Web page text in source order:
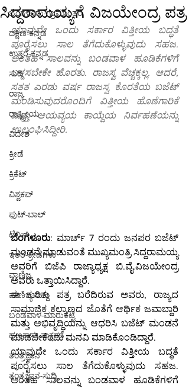
ಬೆಂಗಳೂರು-ಗ್ರಾಮಾಂತರ
ದಕ್ಷಿಣ-ಕನ್ನಡ
ಉತ್ತರ-ಕನ್ನಡ
ಸುದ್ದಿ
ರಾಜ್ಯ
ರಾಷ್ಟ್ರೀಯ
ವಿದೇಶ
ಕ್ರೀಡೆ
ಕ್ರಿಕೆಟ್
ವಿಶ್ವಕಪ್
ಫುಟ್-ಬಾಲ್
ಟೆನಿಸ್
ಇತರ-ಕ್ರೀಡೆಗಳು
ವಾಣಿಜ್ಯ
ವಾಣಿಜ್ಯ-ಸುದ್ದಿ
ಬಂಡವಾಳ-ಮಾರುಕಟ್ಟೆ
ಹಣಕಾಸು-ಸಾಕ್ಷರತೆ
ತಂತ್ರಜ್ಞಾನ
ತಂತ್ರಜ್ಞಾನ-ಸುದ್ದಿ
ಸಿದ್ದರಾಮಯ್ಯಗೆ ವಿಜಯೇಂದ್ರ ಪತ್ರ
ಯಾವುದೇ ಒಂದು ಸರ್ಕಾರ ವಿತ್ತೀಯ ಬದ್ಧತೆ
ಪೂರೈಸಲು ಸಾಲ ತೆಗೆದುಕೊಳ್ಳುವುದು ಸಹಜ.
ಅಂತಹ ಸಾಲವನ್ನು ಬಂಡವಾಳ ಹೂಡಿಕೆಗಳಿಗೆ
ಬಳಸಬೇಕೇ ಹೊರತು. ರಾಜಸ್ವ ವೆಚ್ಚಕ್ಕಲ್ಲ. ಆದರೆ,
ಸತತ ಎರಡು ವರ್ಷ ರಾಜಸ್ವ ಕೊರತೆಯ ಬಜೆಟ್‌
ಮಂಡಿಸುವುದರೊಂದಿಗೆ ವಿತ್ತೀಯ ಹೊಣೆಗಾರಿಕೆ
ಮತ್ತು ಆಯವ್ಯಯ ಕಾಯ್ದೆಯ ನಿರ್ವಹಣೆಯನ್ನು
ಉಲ್ಲಂಘಿಸಿದ್ದೀರಿ.
ಬೆಂಗಳೂರು: ಮಾರ್ಚ್ 7 ರಂದು ಜನಪರ ಬಜೆಟ್
ಮಂಡನೆ ಮಾಡುವಂತೆ ಮುಖ್ಯಮಂತ್ರಿ ಸಿದ್ದರಾಮಯ್ಯ
ಅವರಿಗೆ ಬಿಜೆಪಿ ರಾಜ್ಯಾಧ್ಯಕ್ಷ ಬಿ.ವೈ.ವಿಜಯೇಂದ್ರ
ಅವರು ಒತ್ತಾಯಿಸಿದ್ದಾರೆ.
ಈ ಕುರಿತು ಪತ್ರ ಬರೆದಿರುವ ಅವರು, ರಾಜ್ಯದ
ಸಾಮಾಜಿಕ ಕಲ್ಯಾಣದ ಜೊತೆಗೆ ಆರ್ಥಿಕ ಜವಾಬ್ದಾರಿ
ಮತ್ತು ಅಭಿವೃದ್ಧಿಯನ್ನು ಆಧರಿಸಿ ಬಜೆಟ್ ಮಂಡನೆ
ಮಾಡಬೇಕೆಂದು ಮನವಿ ಮಾಡಿಕೊಂಡಿದ್ದಾರೆ.
ಯಾವುದೇ ಒಂದು ಸರ್ಕಾರ ವಿತ್ತೀಯ ಬದ್ಧತೆ
ಪೂರೈಸಲು ಸಾಲ ತೆಗೆದುಕೊಳ್ಳುವುದು ಸಹಜ.
ಅಂತಹ ಸಾಲವನ್ನು ಬಂಡವಾಳ ಹೂಡಿಕೆಗಳಿಗೆ